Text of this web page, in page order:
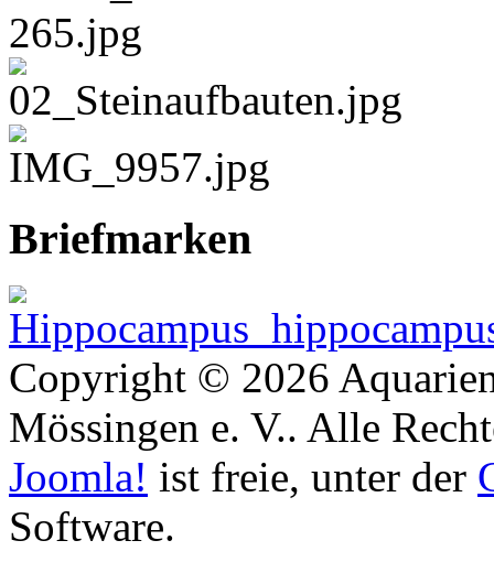
Briefmarken
Copyright © 2026
Mössingen e. V.. Alle
Joomla! ist freie, unter der
Software.